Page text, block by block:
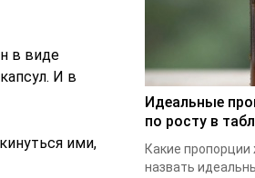
в виде
И в
ими,
Идеальные
по росту в
Какие
назвать